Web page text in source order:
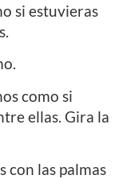
si estuvieras
como si
ellas. Gira la
con las palmas